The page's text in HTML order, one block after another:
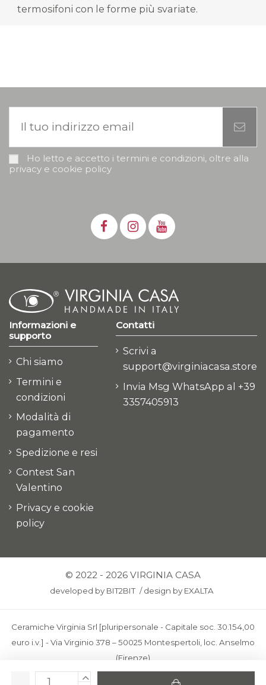
termosifoni con le forme più svariate.
Ho letto e accetto i termini e condizioni, oltre alla
privacy e cookie policy
Informazioni e
supporto
Chi siamo
Termini e
condizioni
Modalità di
pagamento
Spedizione e resi
Contest San
Valentino
Privacy e cookie
policy
Contatti
Scrivi a
support@virginiacasa.store
Invia Msg WhatsApp al +39
3357405913
© 2022 - 2026 VIRGINIA CASA
developed by BIT2BIT /design by EXALTA
Ceramiche Virginia Srl [pluripersonale - Capitale soc. 30.154,00
euro i.v.] - Via Virginio 378 – 50025 Montespertoli, loc. Anselmo
(Firenze)
C.F. e P.IVA: IT00436100481 - REA: FI-227733 - PEC: